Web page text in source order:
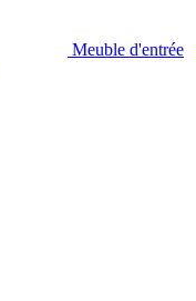
Meuble d'entrée